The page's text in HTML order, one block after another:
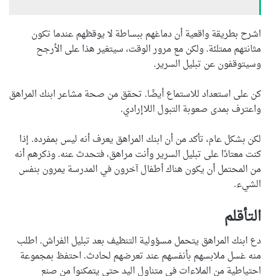
اشرح بطريقة واقعية أن دماغهم ببساطة لا يوقظهم عندما تكون
مثانتهم ممتلئة. ولكن مع مرور الوقت، سيتغير هذا على الأرجح
وسيتوقفون عن تبليل السرير.
كن على استعداد للاستماع أيضًا. تحقق من صحة مشاعر ابنك المراهق
واعترف بمدى صعوبة التبول اللاإرادي.
لكن بشكل عام، تأكد من أن ابنك المراهق يعرف أنه ليس بمفرده. إذا
كنت معتادًا على تبليل السرير وأنت مراهق، فتحدث عنه. وذكرهم أنه
من المحتمل أن يكون هناك أطفال آخرون في المدرسة يمرون بنفس
الشيء.
التأقلم
دع ابنك المراهق يتحمل مسؤولية التنظيف بعد تبليل الفراش. اطلب
منه غسل ملابسهم بأنفسهم عند تعرضهم لحادث. احتفظ بمجموعة
احتياطية من الملاءات في متناول اليد حتى يتمكنوا من صنع